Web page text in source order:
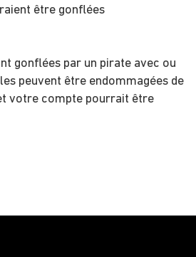
être gonflées
gonflées par un pirate avec ou
peuvent être endommagées de
votre compte pourrait être